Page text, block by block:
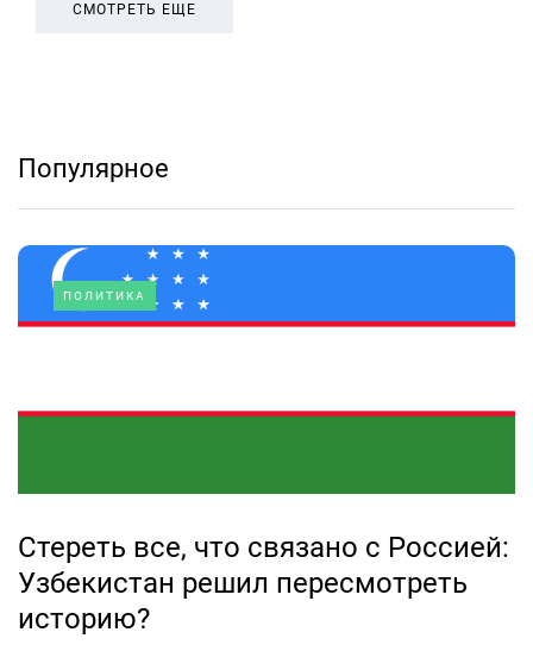
СМОТРЕТЬ ЕЩЕ
Популярное
ПОЛИТИКА
Стереть все, что связано с Россией:
Узбекистан решил пересмотреть
историю?